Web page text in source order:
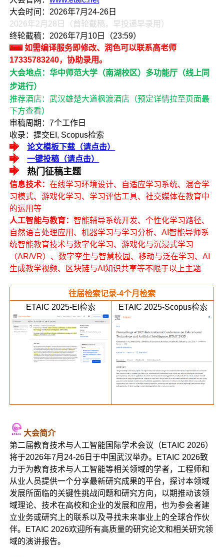
大会时间：2026年7月24-26日
2026年2月28日（首轮截稿，早投递早录用）
终轮截稿：2026年7月10日（23:59）
如需编译服务即修改、润色可以联系高老师
17335783240，协助录用。
大会地点：华中师范大学（南湖校区）多功能厅（线上同
步进行）
推荐酒店：武汉雄楚大道枫渡酒店（预定详情拉至页面最
下方查看）
审稿周期：7个工作日
收录：提交EI, Scopus检索
论文模板下载（请点击）
一键投稿（请点击）
热门征稿主题
信息技术：在线学习环境设计、自适应学习系统、混合学
习模式、游戏化学习、学习评估工具、社交媒体在教育中
的运用等
人工智能与教育：智能辅导系统开发、个性化学习路径、
自然语言处理应用、机器学习与学习分析、AI智能导师系
统智能教育技术与数字化学习、游戏化与沉浸式学习
（AR/VR）、数字孪生与智慧校园、移动与泛在学习、AI
生成教学视频、区块链与AI知识共享等不限于以上主题
往届检索记录-4个月检索
ETAIC 2025-EI检索
ETAIC 2025-Scopus检索
大会简介
第二届教育技术与人工智能国际学术会议（ETAIC 2026）
将于2026年7月24-26日于中国武汉举办。ETAIC 2026致
力于为教育技术与人工智能等相关领域的学者，工程师和
从业人员提供一个分享最新研究成果的平台，探讨本领域
发展所面临的关键性挑战问题和研究方向，以期推动该领
域理论、技术在高校和企业的发展和应用，也为参会者建
立业务或研究上的联系以及寻找未来事业上的全球合作伙
伴。ETAIC 2026欢迎所有高质量的研究论文和相关研究领
域的演讲报告。